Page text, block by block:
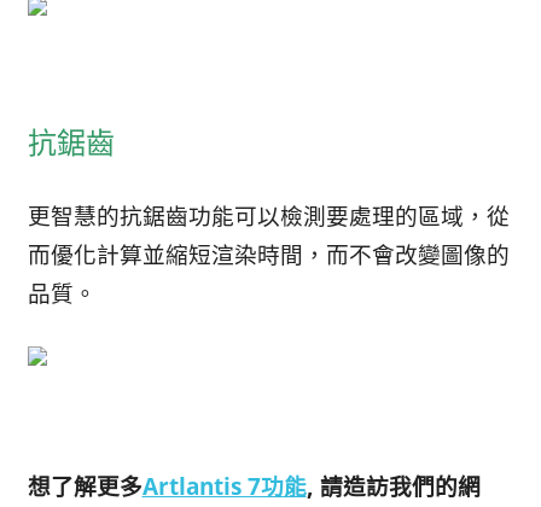
抗鋸齒
更智慧的抗鋸齒功能可以檢測要處理的區域，從
而優化計算並縮短渲染時間，而不會改變圖像的
品質。
想了解更多Artlantis 7功能, 請造訪我們的網